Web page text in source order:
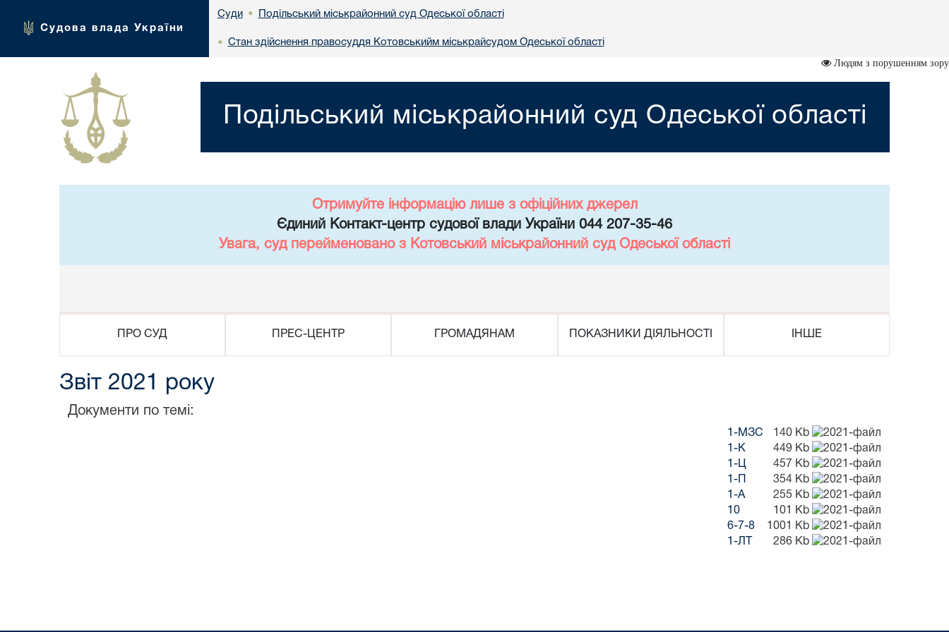
Судова влада України
Суди • Подільський міськрайонний суд Одеської області
• Стан здійснення правосуддя Котовськийм міськрайсудом Одеської області
Людям з порушенням зору
Подільський міськрайонний суд Одеської області
Отримуйте інформацію лише з офіційних джерел
Єдиний Контакт-центр судової влади України 044 207-35-46
Увага, суд перейменовано з Котовський міськрайонний суд Одеської області
ПРО СУД ПРЕС-ЦЕНТР ГРОМАДЯНАМ ПОКАЗНИКИ ДІЯЛЬНОСТІ ІНШЕ
Звіт 2021 року
Документи по темі:
1-МЗС
140 Kb
1-К
449 Kb
1-Ц
457 Kb
1-П
354 Kb
1-А
255 Kb
10
101 Kb
6-7-8
1001 Kb
1-ЛТ
286 Kb